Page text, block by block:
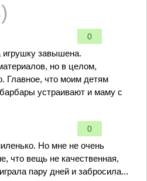
0
игрушку завышена.
но в целом,
Главное, что моим детям
устраивают и маму с
0
Но мне не очень
что вещь не качественная,
пару дней и забросила...